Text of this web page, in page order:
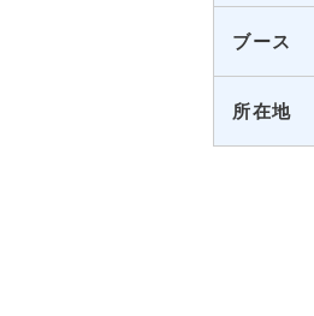
ブース
所在地